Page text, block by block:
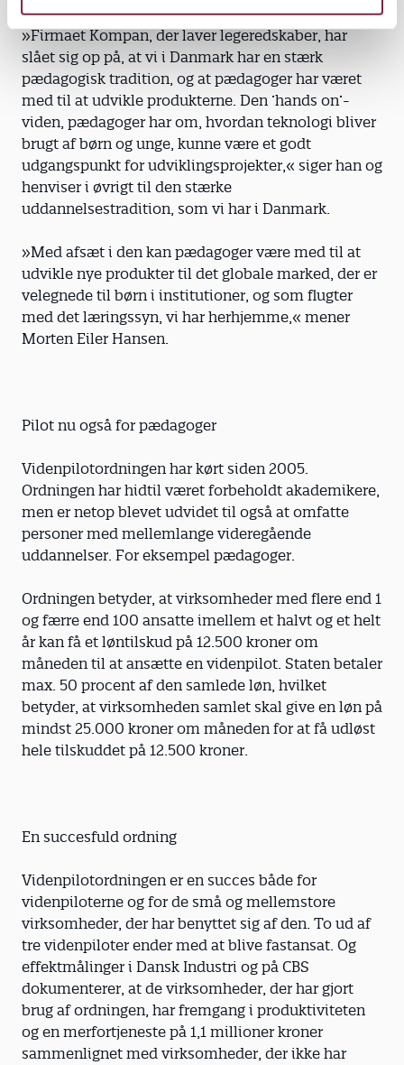
»Firmaet Kompan, der laver legeredskaber, har
slået sig op på, at vi i Danmark har en stærk
pædagogisk tradition, og at pædagoger har været
med til at udvikle produkterne. Den ’hands on’-
viden, pædagoger har om, hvordan teknologi bliver
brugt af børn og unge, kunne være et godt
udgangspunkt for udviklingsprojekter,« siger han og
henviser i øvrigt til den stærke
uddannelsestradition, som vi har i Danmark.
»Med afsæt i den kan pædagoger være med til at
udvikle nye produkter til det globale marked, der er
velegnede til børn i institutioner, og som flugter
med det læringssyn, vi har herhjemme,« mener
Morten Eiler Hansen.
Pilot nu også for pædagoger
Videnpilotordningen har kørt siden 2005.
Ordningen har hidtil været forbeholdt akademikere,
men er netop blevet udvidet til også at omfatte
personer med mellemlange videregående
uddannelser. For eksempel pædagoger.
Ordningen betyder, at virksomheder med flere end 1
og færre end 100 ansatte imellem et halvt og et helt
år kan få et løntilskud på 12.500 kroner om
måneden til at ansætte en videnpilot. Staten betaler
max. 50 procent af den samlede løn, hvilket
betyder, at virksomheden samlet skal give en løn på
mindst 25.000 kroner om måneden for at få udløst
hele tilskuddet på 12.500 kroner.
En succesfuld ordning
Videnpilotordningen er en succes både for
videnpiloterne og for de små og mellemstore
virksomheder, der har benyttet sig af den. To ud af
tre videnpiloter ender med at blive fastansat. Og
effektmålinger i Dansk Industri og på CBS
dokumenterer, at de virksomheder, der har gjort
brug af ordningen, har fremgang i produktiviteten
og en merfortjeneste på 1,1 millioner kroner
sammenlignet med virksomheder, der ikke har